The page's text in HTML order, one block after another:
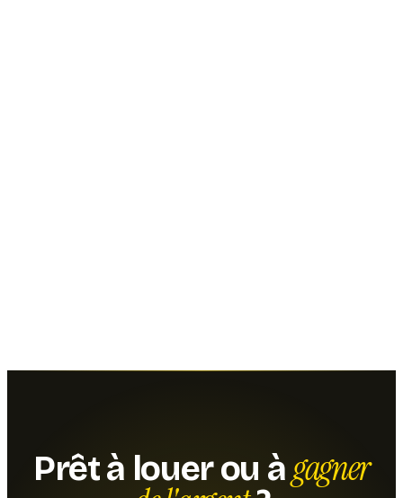
Prêt à louer ou àgagner